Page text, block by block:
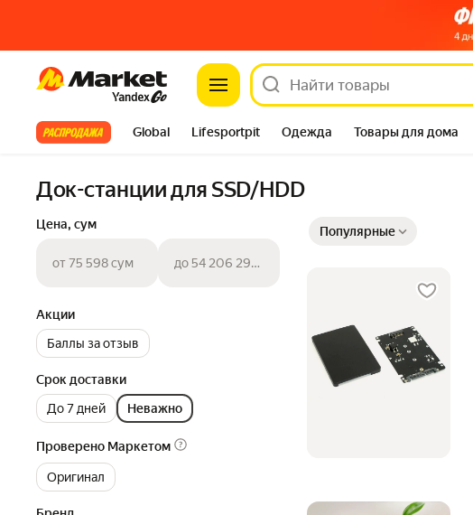
Market
Все хиты Global Lifesportpit Одежда Товары для дома
Док-станции для SSD/HDD
Цена, сум
от 75 598 сум до 54 206 298 сум
Акции
Баллы за отзыв
Срок доставки
До 7 дней
Неважно
Проверено Маркетом
Оригинал
Популярные